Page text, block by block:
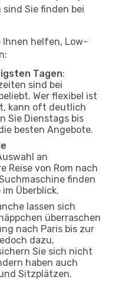
sind Sie finden bei
Ihnen helfen, Low-
Tagen:
sind bei
Wer flexibel ist
kann oft deutlich
Sie Dienstags bis
besten Angebote.
an
Reise von Rom nach
finden
Überblick.
lassen sich
überraschen
nach Paris bis zur
dazu,
Sie sich nicht
haben auch
Sitzplätzen.